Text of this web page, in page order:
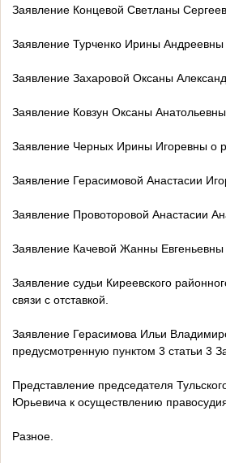
Заявление Концевой Светланы
Заявление Турченко Ирины Андреевны
Заявление Захаровой Оксаны
Заявление Ковзун Оксаны
Заявление Черных Ирины Игоревны о
Заявление Герасимовой Анастасии
Заявление Провоторовой Анастасии
Заявление Качевой Жанны Евгеньевны
Заявление судьи Киреевского
связи с отставкой.
Заявление Герасимова Ильи
предусмотренную пунктом 3 статьи 3
Представление председателя
Юрьевича к осуществлению
Разное.